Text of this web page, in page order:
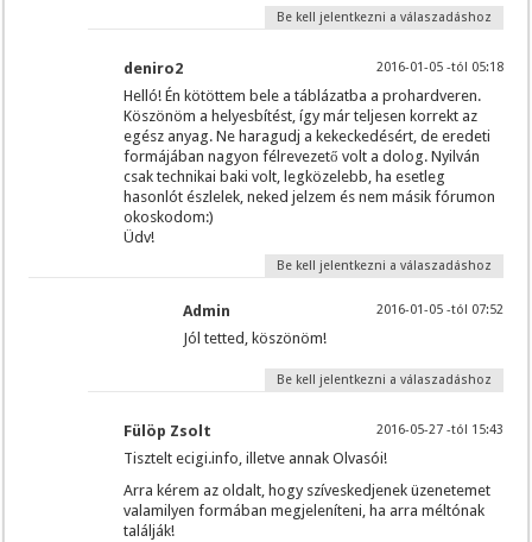
Be kell jelentkezni a válaszadáshoz
deniro2 2016-01-05 -tól 05:18
Helló! Én kötöttem bele a táblázatba a prohardveren.
Köszönöm a helyesbítést, így már teljesen korrekt az
egész anyag. Ne haragudj a kekeckedésért, de eredeti
formájában nagyon félrevezető volt a dolog. Nyilván
csak technikai baki volt, legközelebb, ha esetleg
hasonlót észlelek, neked jelzem és nem másik fórumon
okoskodom:)
Üdv!
Be kell jelentkezni a válaszadáshoz
Admin 2016-01-05 -tól 07:52
Jól tetted, köszönöm!
Be kell jelentkezni a válaszadáshoz
Fülöp Zsolt 2016-05-27 -tól 15:43
Tisztelt ecigi.info, illetve annak Olvasói!
Arra kérem az oldalt, hogy szíveskedjenek üzenetemet
valamilyen formában megjeleníteni, ha arra méltónak
találják!